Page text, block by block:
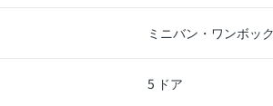
ミニバン・ワンボッ
5 ドア